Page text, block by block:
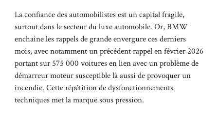
La confiance des automobilistes est un capital fragile,
surtout dans le secteur du luxe automobile. Or, BMW
enchaîne les rappels de grande envergure ces derniers
mois, avec notamment un précédent rappel en février 2026
portant sur 575 000 voitures en lien avec un problème de
démarreur moteur susceptible là aussi de provoquer un
incendie. Cette répétition de dysfonctionnements
techniques met la marque sous pression.